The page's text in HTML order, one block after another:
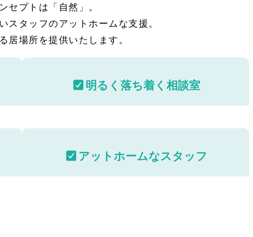
セプトは「自然」。
タッフのアットホームな支援。
居場所を提供いたします。
明るく落ち着く相談室
アットホームなスタッフ